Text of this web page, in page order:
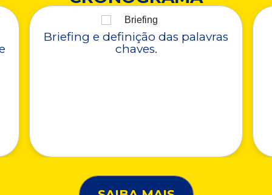
Briefing e definição das palavras
chaves.